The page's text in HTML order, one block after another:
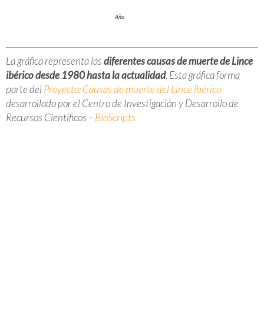
Año
La gráfica representa lasdiferentes causas de muerte de Lince
ibérico desde 1980 hasta la actualidad. Esta gráfica forma
parte delProyecto: Causas de muerte del Lince ibérico
desarrollado por el Centro de Investigación y Desarrollo de
Recursos Científicos –BioScripts